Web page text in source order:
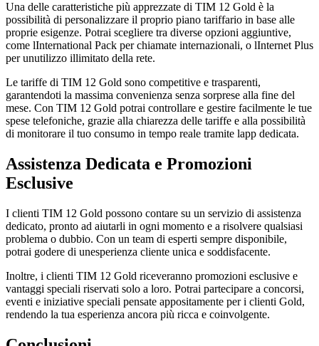
Una delle caratteristiche più apprezzate di TIM 12 Gold è la
possibilità di personalizzare il proprio piano tariffario in base alle
proprie esigenze. Potrai scegliere tra diverse opzioni aggiuntive,
come lInternational Pack per chiamate internazionali, o lInternet Plus
per unutilizzo illimitato della rete.
Le tariffe di TIM 12 Gold sono competitive e trasparenti,
garantendoti la massima convenienza senza sorprese alla fine del
mese. Con TIM 12 Gold potrai controllare e gestire facilmente le tue
spese telefoniche, grazie alla chiarezza delle tariffe e alla possibilità
di monitorare il tuo consumo in tempo reale tramite lapp dedicata.
Assistenza Dedicata e Promozioni
Esclusive
I clienti TIM 12 Gold possono contare su un servizio di assistenza
dedicato, pronto ad aiutarli in ogni momento e a risolvere qualsiasi
problema o dubbio. Con un team di esperti sempre disponibile,
potrai godere di unesperienza cliente unica e soddisfacente.
Inoltre, i clienti TIM 12 Gold riceveranno promozioni esclusive e
vantaggi speciali riservati solo a loro. Potrai partecipare a concorsi,
eventi e iniziative speciali pensate appositamente per i clienti Gold,
rendendo la tua esperienza ancora più ricca e coinvolgente.